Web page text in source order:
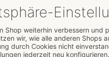
Svenjoyment- ORION Brand
UVP: 69,95 €
S M L 2XL